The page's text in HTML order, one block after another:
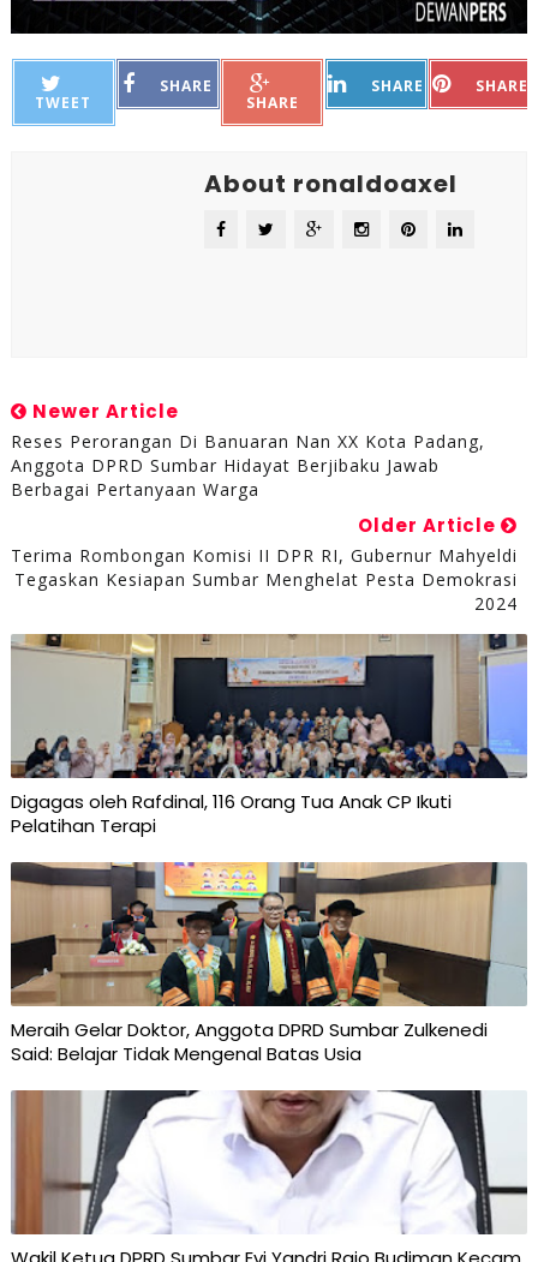
TWEET
SHARE
SHARE
SHARE SHARE
About ronaldoaxel
Newer Article
Reses Perorangan Di Banuaran Nan XX Kota Padang,
Anggota DPRD Sumbar Hidayat Berjibaku Jawab
Berbagai Pertanyaan Warga
Older Article
Terima Rombongan Komisi II DPR RI, Gubernur Mahyeldi
Tegaskan Kesiapan Sumbar Menghelat Pesta Demokrasi
2024
Digagas oleh Rafdinal, 116 Orang Tua Anak CP Ikuti
Pelatihan Terapi
Meraih Gelar Doktor, Anggota DPRD Sumbar Zulkenedi
Said: Belajar Tidak Mengenal Batas Usia